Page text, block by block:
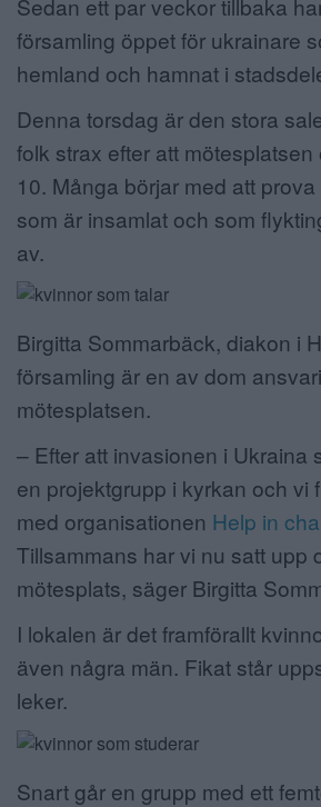
församling öppet för ukrainare
hemland och hamnat i
Denna torsdag är den stora
folk strax efter att
10. Många börjar med att
som är insamlat och som
av.
Birgitta Sommarbäck, diakon i
församling är en av dom
mötesplatsen.
– Efter att invasionen i Ukraina
en projektgrupp i kyrkan och vi
med organisationen Help in
Tillsammans har vi nu satt upp
mötesplats, säger Birgitta
I lokalen är det framförallt
även några män. Fikat står
leker.
Snart går en grupp med ett